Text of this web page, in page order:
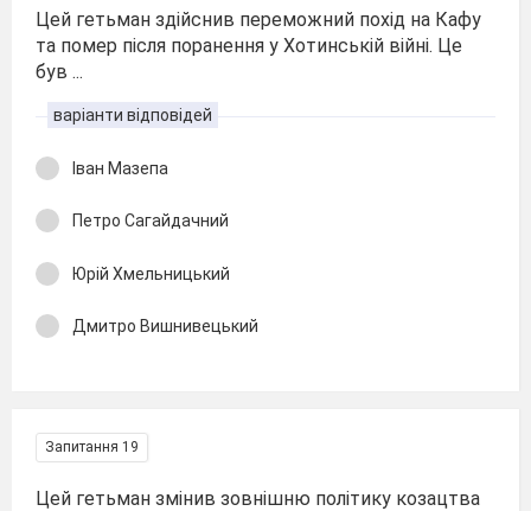
Цей гетьман здійснив переможний похід на Кафу
та помер після поранення у Хотинській війні. Це
був ...
варіанти відповідей
Іван Мазепа
Петро Сагайдачний
Юрій Хмельницький
Дмитро Вишнивецький
Запитання 19
Цей гетьман змінив зовнішню політику козацтва